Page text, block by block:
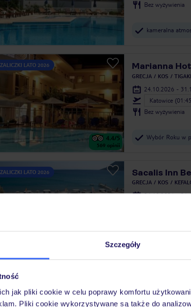
Szczegóły
jak pliki cookie w celu poprawy komfortu
Pliki cookie wykorzystywane są także do
Bez wyżywienia
kameralna
LATO 2026
4.4/5
569 opinii
Marianna
GRECJA KOS TIGAKI
24.10.2026 -
Katowice
Bez wyżywienia
Wybór Roku w
LATO 2026
530 opinii
Sacalis Inn
GRECJA KOS
24.10.2026 -
LATO 2026 Maritsa
Warszawa-
Bez wyżywienia